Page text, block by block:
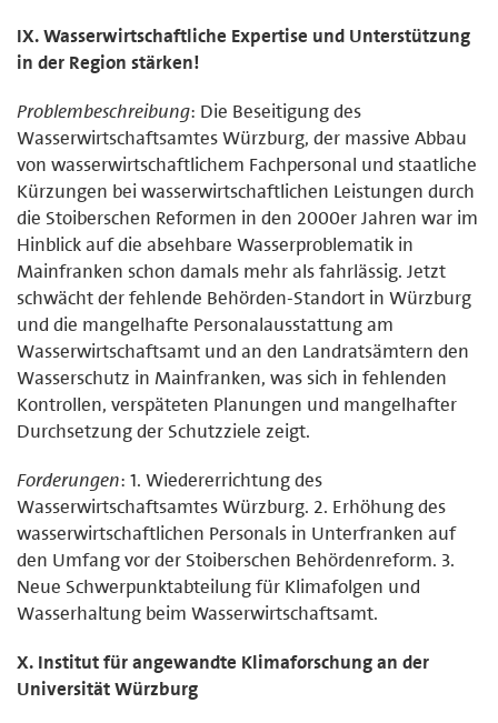
IX. Wasserwirtschaftliche Expertise und Unterstützung
in der Region stärken!
Problembeschreibung: Die Beseitigung des
Wasserwirtschaftsamtes Würzburg, der massive Abbau
von wasserwirtschaftlichem Fachpersonal und staatliche
Kürzungen bei wasserwirtschaftlichen Leistungen durch
die Stoiberschen Reformen in den 2000er Jahren war im
Hinblick auf die absehbare Wasserproblematik in
Mainfranken schon damals mehr als fahrlässig. Jetzt
schwächt der fehlende Behörden-Standort in Würzburg
und die mangelhafte Personalausstattung am
Wasserwirtschaftsamt und an den Landratsämtern den
Wasserschutz in Mainfranken, was sich in fehlenden
Kontrollen, verspäteten Planungen und mangelhafter
Durchsetzung der Schutzziele zeigt.
Forderungen: 1. Wiedererrichtung des
Wasserwirtschaftsamtes Würzburg. 2. Erhöhung des
wasserwirtschaftlichen Personals in Unterfranken auf
den Umfang vor der Stoiberschen Behördenreform. 3.
Neue Schwerpunktabteilung für Klimafolgen und
Wasserhaltung beim Wasserwirtschaftsamt.
X. Institut für angewandte Klimaforschung an der
Universität Würzburg